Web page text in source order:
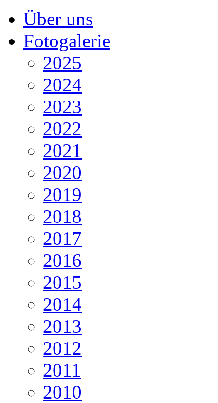
Über uns
Fotogalerie
2025
2024
2023
2022
2021
2020
2019
2018
2017
2016
2015
2014
2013
2012
2011
2010